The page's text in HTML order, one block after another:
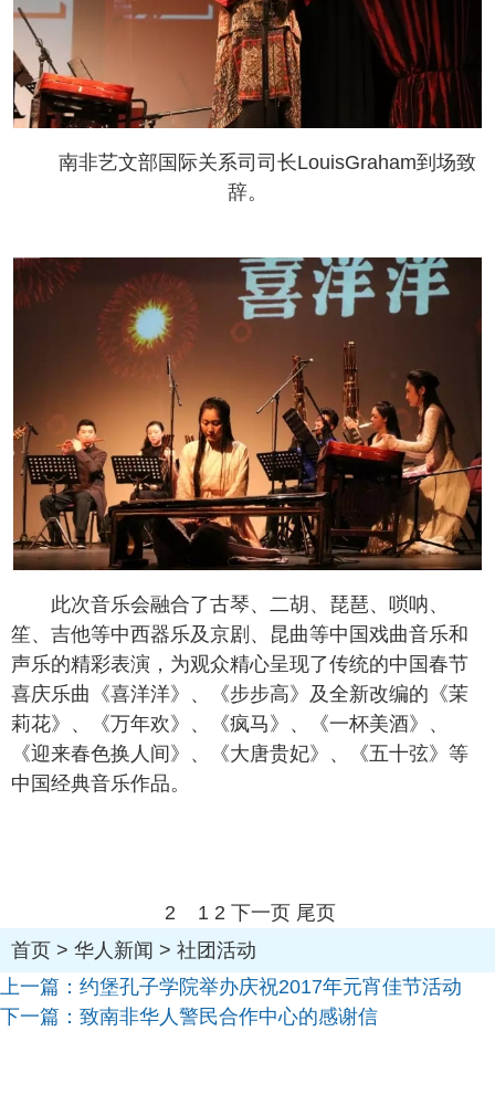
南非艺文部国际关系司司长LouisGraham到场致
辞。
此次音乐会融合了古琴、二胡、琵琶、唢呐、
笙、吉他等中西器乐及京剧、昆曲等中国戏曲音乐和
声乐的精彩表演，为观众精心呈现了传统的中国春节
喜庆乐曲《喜洋洋》、《步步高》及全新改编的《茉
莉花》、《万年欢》、《疯马》、《一杯美酒》、
《迎来春色换人间》、《大唐贵妃》、《五十弦》等
中国经典音乐作品。
2 1 2 下一页 尾页
首页 > 华人新闻 > 社团活动
上一篇： 约堡孔子学院举办庆祝2017年元宵佳节活动
下一篇： 致南非华人警民合作中心的感谢信